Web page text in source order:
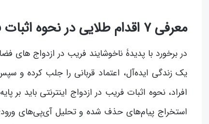
معرفی ۷ اقدام طلایی در نحوه اثبات فریب در ازدواج اینترنتی!
در برخورد با پدیدۀ ناخوشایند فریب در ازدواج های
یک زندگی ایده‌آل، اعتماد قربانی را جلب کرده و
افراد، نحوه اثبات فریب در ازدواج اینترنتی باید
استخراج پیام‌های حذف شده و تحلیل آی‌پی‌های